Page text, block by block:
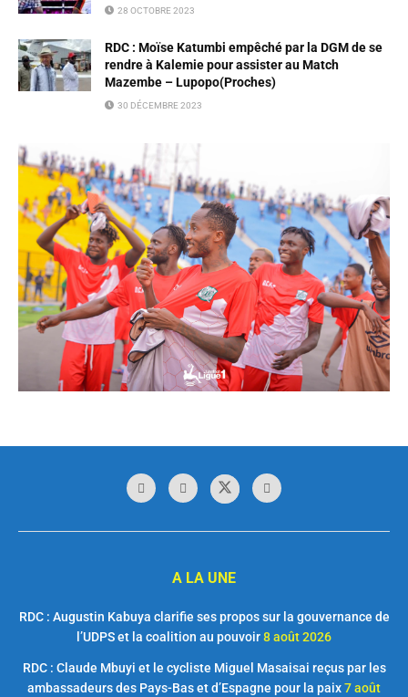
28 OCTOBRE 2023
RDC : Moïse Katumbi empêché par la DGM de se
rendre à Kalemie pour assister au Match
Mazembe – Lupopo(Proches)
30 DÉCEMBRE 2023
A LA UNE
RDC : Augustin Kabuya clarifie ses propos sur la gouvernance de
l’UDPS et la coalition au pouvoir8 août 2026
RDC : Claude Mbuyi et le cycliste Miguel Masaisai reçus par les
ambassadeurs des Pays-Bas et d’Espagne pour la paix7 août